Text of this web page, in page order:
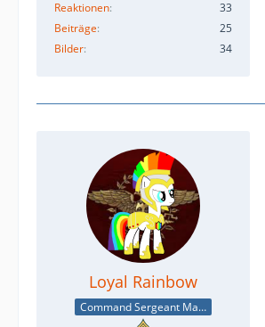
Reaktionen
33
Beiträge
25
Bilder
34
Loyal Rainbow
Command Sergeant Major